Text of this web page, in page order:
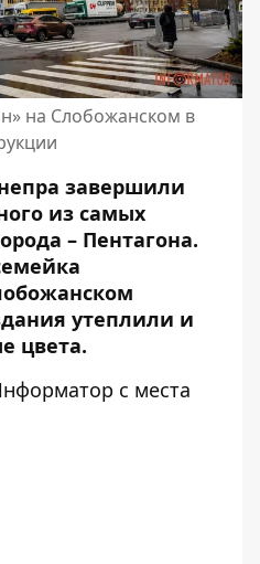
на Слобожанском в
завершили
из самых
– Пентагона.
утеплили и
цвета.
с места